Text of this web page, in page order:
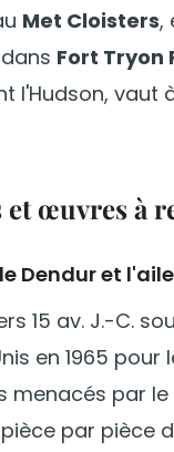
Met Cloisters,
Fort Tryon
l'Hudson, vaut
et œuvres à
Dendur et
15 av. J.-C.
en 1965
menacés par
par pièce